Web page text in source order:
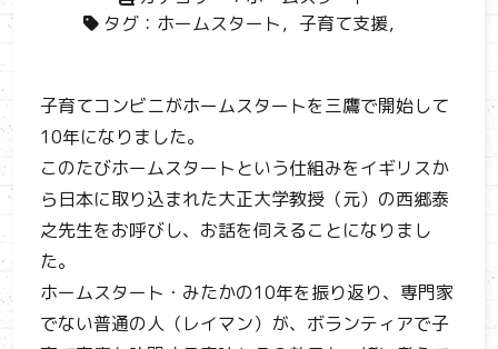
タグ： ホームスタート，子育て支援，
子育てコンビニがホームスタートを三鷹で開始して
10年になりました。
このたびホームスタートという仕組みをイギリスか
ら日本に取り込まれた大正大学教授（元）の西郷泰
之先生をお呼びし、お話を伺えることになりまし
た。
ホームスタート・みたかの10年を振り返り、専門家
でない普通の人（レイマン）が、ボランティアで子